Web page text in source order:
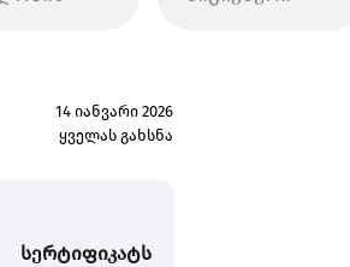
14 იანვარი 2026
ყველას გახსნა